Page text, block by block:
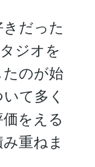
だった
ジオを
のが始
て多く
をえる
重ねま